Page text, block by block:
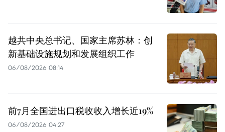
越共中央总书记、国家主席苏林：创
新基础设施规划和发展组织工作
06/08/2026 08:14
前7月全国进出口税收收入增长近19%
06/08/2026 04:27